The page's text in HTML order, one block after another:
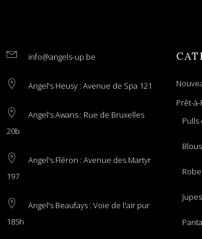
info@angels-up.be
Angel's Heusy : Avenue de Spa 121
Angel's Awans : Rue de Bruxelles
20b
Angel's Fléron : Avenue des Martyr
197
Angel's Beaufays : Voie de l'air pur
185h
Prêt-
Pulls